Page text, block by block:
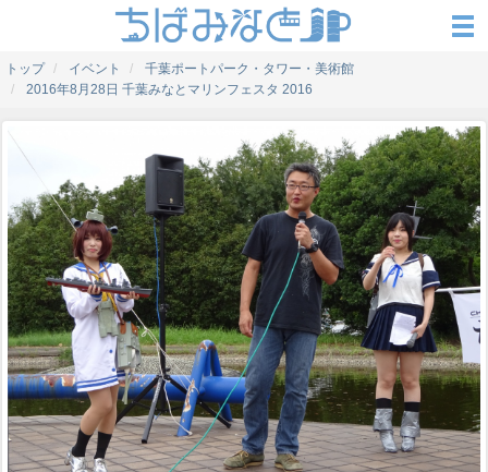
トップ イベント
千葉ポートパーク・タワー・美術館
2016年8月28日 千葉みなとマリンフェスタ 2016